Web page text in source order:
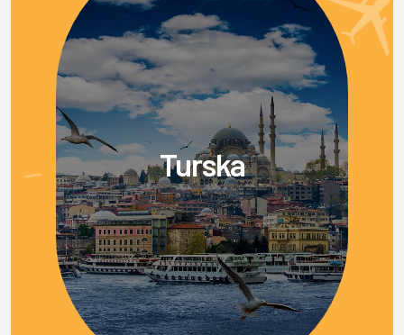
Turska